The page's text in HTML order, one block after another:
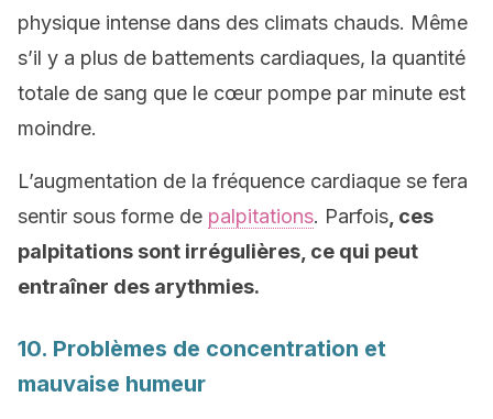
physique intense dans des climats chauds. Même
s’il y a plus de battements cardiaques, la quantité
totale de sang que le cœur pompe par minute est
moindre.
L’augmentation de la fréquence cardiaque se fera
sentir sous forme de palpitations. Parfois , ces
palpitations sont irrégulières, ce qui peut
entraîner des arythmies.
10. Problèmes de concentration et
mauvaise humeur